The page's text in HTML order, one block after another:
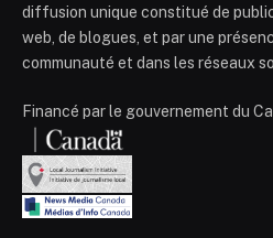
diffusion unique constitué de
web, de blogues, et par une
communauté et dans les réseaux
Financé par le gouvernement du